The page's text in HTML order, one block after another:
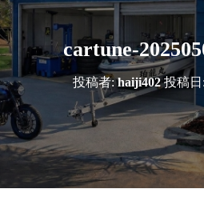
cartune-
投稿者:haiji402投稿